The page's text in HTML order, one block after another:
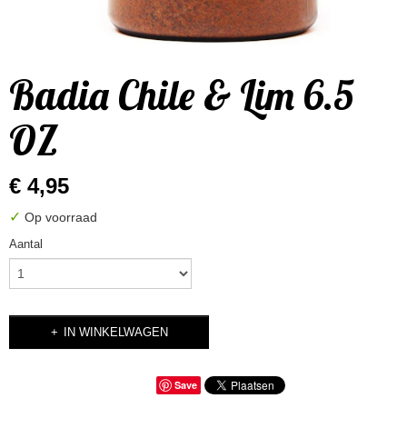
Badia Chile & Lim 6.5
OZ
€ 4,95
✓ Op voorraad
Aantal
IN WINKELWAGEN
Save